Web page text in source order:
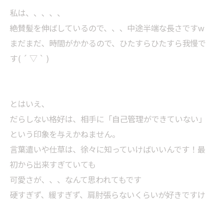
私は、、、、、
絶賛髪を伸ばしているので、、、中途半端な長さですw
まだまだ、時間がかかるので、ひたすらひたすら我慢で
す( ´ ▽ ` )
とはいえ、
だらしない格好は、相手に「自己管理ができていない」
という印象を与えかねません。
言葉遣いや仕草は、徐々に知っていけばいいんです！最
初から出来すぎていても
可愛さが、、、なんて思われてもです
硬すぎず、緩すぎず、肩肘張らないくらいが好きですけ